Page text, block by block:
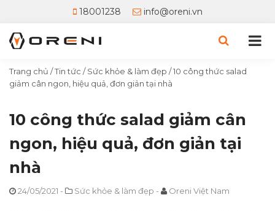
18001238 info@oreni.vn
Trang chủ /Tin tức /Sức khỏe & làm đẹp /10 công thức salad
giảm cân ngon, hiệu quả, đơn giản tại nhà
10 công thức salad giảm cân
ngon, hiệu quả, đơn giản tại
nhà
24/05/2021 - Sức khỏe & làm đẹp - Oreni Việt Nam